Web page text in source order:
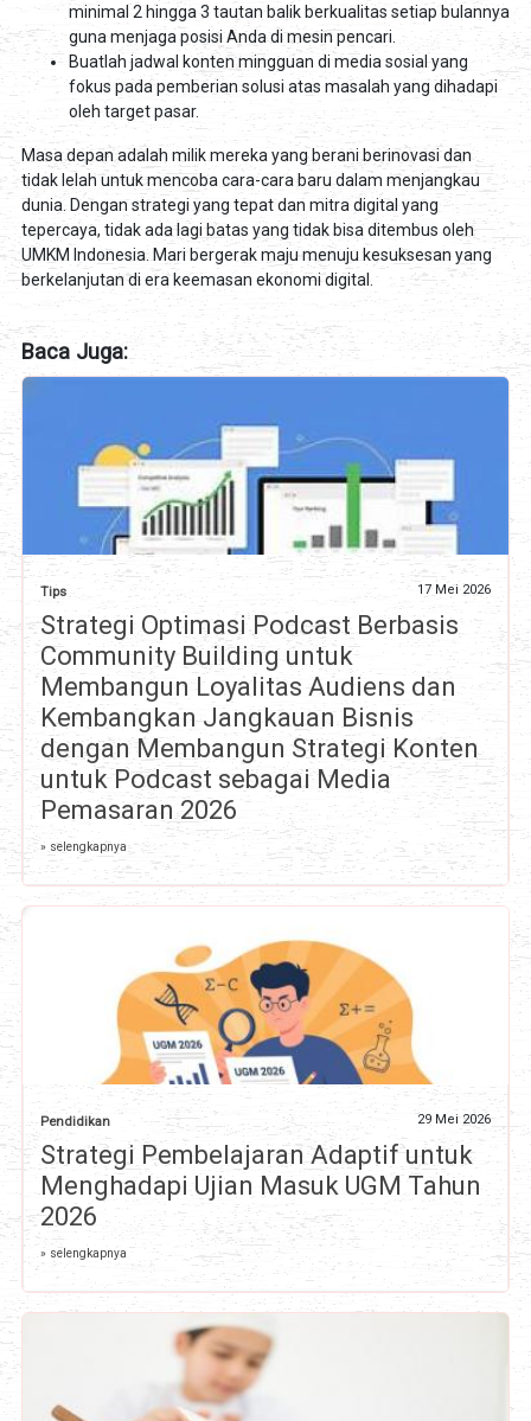
minimal 2 hingga 3 tautan balik berkualitas setiap bulannya
guna menjaga posisi Anda di mesin pencari.
Buatlah jadwal konten mingguan di media sosial yang
fokus pada pemberian solusi atas masalah yang dihadapi
oleh target pasar.
Masa depan adalah milik mereka yang berani berinovasi dan
tidak lelah untuk mencoba cara-cara baru dalam menjangkau
dunia. Dengan strategi yang tepat dan mitra digital yang
tepercaya, tidak ada lagi batas yang tidak bisa ditembus oleh
UMKM Indonesia. Mari bergerak maju menuju kesuksesan yang
berkelanjutan di era keemasan ekonomi digital.
Baca Juga:
Tips 17 Mei 2026
Strategi Optimasi Podcast Berbasis
Community Building untuk
Membangun Loyalitas Audiens dan
Kembangkan Jangkauan Bisnis
dengan Membangun Strategi Konten
untuk Podcast sebagai Media
Pemasaran 2026
» selengkapnya
Pendidikan 29 Mei 2026
Strategi Pembelajaran Adaptif untuk
Menghadapi Ujian Masuk UGM Tahun
2026
» selengkapnya